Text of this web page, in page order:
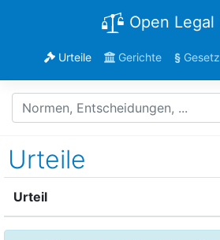
Open Legal
Urteile Gerichte §
Urteile
Urteil